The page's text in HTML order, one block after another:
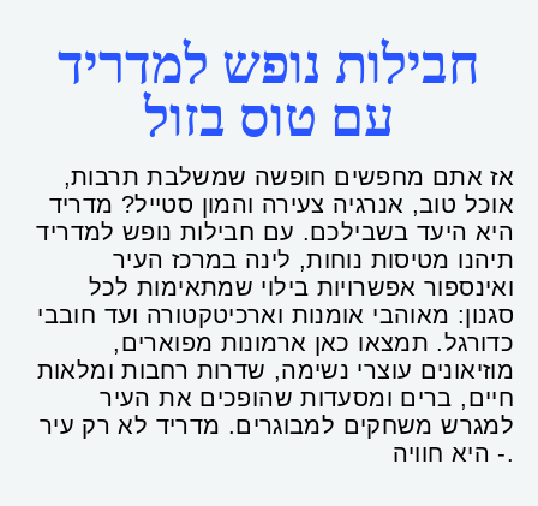
חבילות נופש למדריד
עם טוס בזול
אז אתם מחפשים חופשה שמשלבת תרבות,
אוכל טוב, אנרגיה צעירה והמון סטייל? מדריד
היא היעד בשבילכם. עם חבילות נופש למדריד
תיהנו מטיסות נוחות, לינה במרכז העיר
ואינספור אפשרויות בילוי שמתאימות לכל
סגנון: מאוהבי אומנות וארכיטקטורה ועד חובבי
כדורגל. תמצאו כאן ארמונות מפוארים,
מוזיאונים עוצרי נשימה, שדרות רחבות ומלאות
חיים, ברים ומסעדות שהופכים את העיר
למגרש משחקים למבוגרים. מדריד לא רק עיר
- היא חוויה.